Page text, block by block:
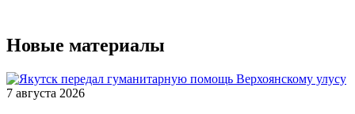
Новые материалы
7 августа 2026